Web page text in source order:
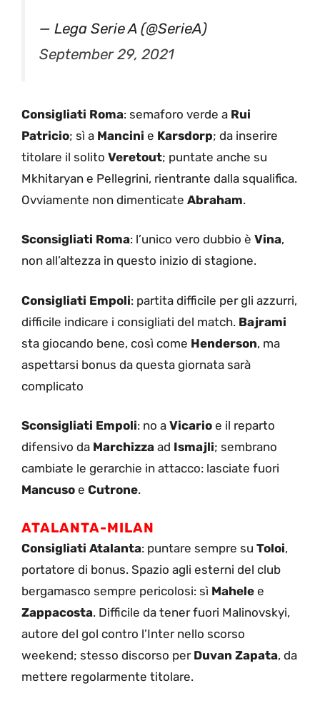
— Lega Serie A (@SerieA)
September 29, 2021
Consigliati Roma: semaforo verde a Rui
Patricio; sì a Mancini e Karsdorp; da inserire
titolare il solito Veretout; puntate anche su
Mkhitaryan e Pellegrini, rientrante dalla squalifica.
Ovviamente non dimenticate Abraham.
Sconsigliati Roma: l’unico vero dubbio è Vina,
non all’altezza in questo inizio di stagione.
Consigliati Empoli: partita difficile per gli azzurri,
difficile indicare i consigliati del match. Bajrami
sta giocando bene, così come Henderson, ma
aspettarsi bonus da questa giornata sarà
complicato
Sconsigliati Empoli: no a Vicario e il reparto
difensivo da Marchizza ad Ismajli; sembrano
cambiate le gerarchie in attacco: lasciate fuori
Mancuso e Cutrone.
ATALANTA-MILAN
Consigliati Atalanta: puntare sempre su Toloi,
portatore di bonus. Spazio agli esterni del club
bergamasco sempre pericolosi: sì Mahele e
Zappacosta. Difficile da tener fuori Malinovskyi,
autore del gol contro l’Inter nello scorso
weekend; stesso discorso per Duvan Zapata, da
mettere regolarmente titolare.